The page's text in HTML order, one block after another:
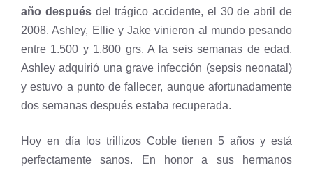
año despuésdel trágico accidente, el 30 de abril de
2008. Ashley, Ellie y Jake vinieron al mundo pesando
entre 1.500 y 1.800 grs. A la seis semanas de edad,
Ashley adquirió una grave infección (sepsis neonatal)
y estuvo a punto de fallecer, aunque afortunadamente
dos semanas después estaba recuperada.
Hoy en día los trillizos Coble tienen 5 años y está
perfectamente sanos. En honor a sus hermanos